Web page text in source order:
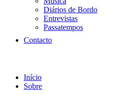
Diários de Bordo
Entrevistas
Passatempos
Contacto
Início
Sobre